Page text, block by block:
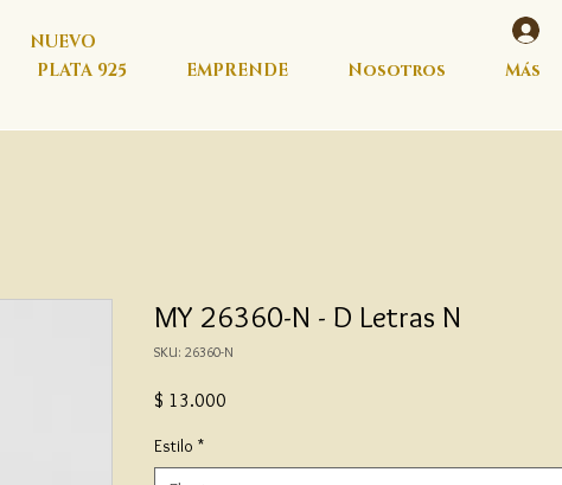
PLATA 925 EMPRENDE Nosotros Más
NUEVO
MY 26360-N - D Letras N
SKU: 26360-N
$ 13.000
Estilo *